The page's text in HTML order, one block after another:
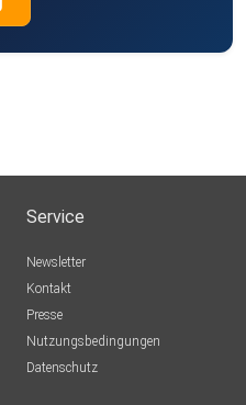
Service
Newsletter
Kontakt
Presse
Nutzungsbedingungen
Datenschutz